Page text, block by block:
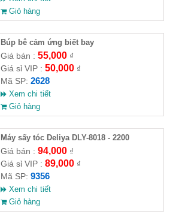
Giỏ hàng
​Búp bê cảm ứng biết bay
Giá bán : 55,000₫
Giá sỉ VIP : 50,000₫
Mã SP: 2628
Xem chi tiết
Giỏ hàng
Máy sấy tóc Deliya DLY-8018 - 2200
Giá bán : 94,000₫
Giá sỉ VIP : 89,000₫
Mã SP: 9356
Xem chi tiết
Giỏ hàng